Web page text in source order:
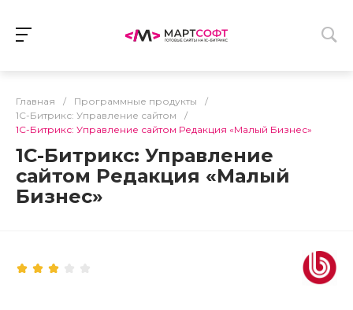
Главная / Программные продукты
/
1С-Битрикс: Управление сайтом
/
1С-Битрикс: Управление сайтом Редакция «Малый Бизнес»
1С-Битрикс: Управление
сайтом Редакция «Малый
Бизнес»